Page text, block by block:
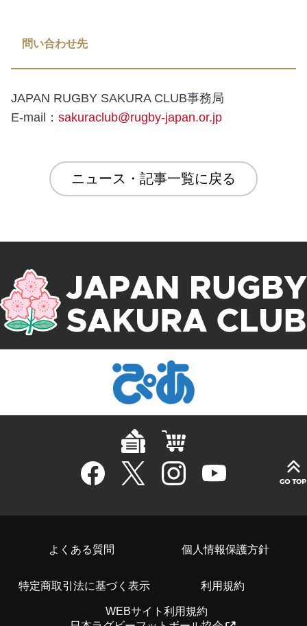
問い合わせ先
JAPAN RUGBY SAKURA CLUB事務局
E-mail： sakuraclub@rugby-japan.or.jp
ニュース・記事一覧に戻る
よくある質問 個人情報保護方針
特定商取引法に基づく表示 利用規約
WEBサイト利用規約